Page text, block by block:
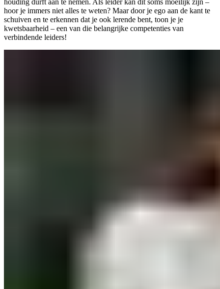
houding durft aan te nemen. Als leider kan dit soms moeilijk zijn –
hoor je immers niet alles te weten? Maar door je ego aan de kant te
schuiven en te erkennen dat je ook lerende bent, toon je je
kwetsbaarheid – een van die belangrijke competenties van
verbindende leiders!